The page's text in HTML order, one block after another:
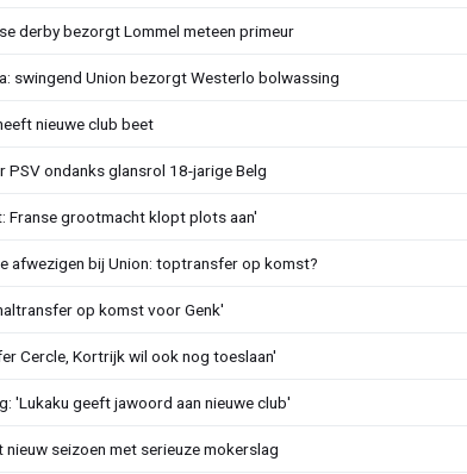
derby bezorgt Lommel meteen primeur
swingend Union bezorgt Westerlo bolwassing
nieuwe club beet
PSV ondanks glansrol 18-jarige Belg
Franse grootmacht klopt plots aan'
afwezigen bij Union: toptransfer op komst?
op komst voor Genk'
Cercle, Kortrijk wil ook nog toeslaan'
'Lukaku geeft jawoord aan nieuwe club'
seizoen met serieuze mokerslag